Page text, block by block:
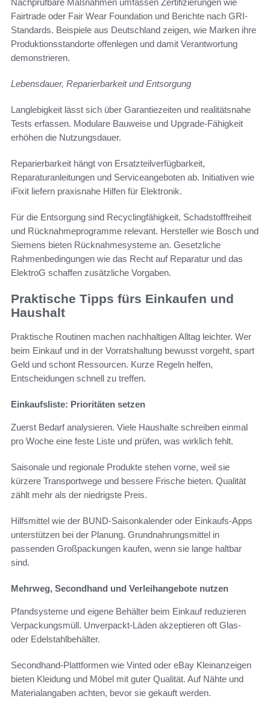
Fairtrade oder Fair Wear Foundation und Berichte nach GRI-
Standards. Beispiele aus Deutschland zeigen, wie Marken ihre
Produktionsstandorte offenlegen und damit Verantwortung
demonstrieren.
Lebensdauer, Reparierbarkeit und Entsorgung
Langlebigkeit lässt sich über Garantiezeiten und realitätsnahe
Tests erfassen. Modulare Bauweise und Upgrade-Fähigkeit
erhöhen die Nutzungsdauer.
Reparierbarkeit hängt von Ersatzteilverfügbarkeit,
Reparaturanleitungen und Serviceangeboten ab. Initiativen wie
iFixit liefern praxisnahe Hilfen für Elektronik.
Für die Entsorgung sind Recyclingfähigkeit, Schadstofffreiheit
und Rücknahmeprogramme relevant. Hersteller wie Bosch und
Siemens bieten Rücknahmesysteme an. Gesetzliche
Rahmenbedingungen wie das Recht auf Reparatur und das
ElektroG schaffen zusätzliche Vorgaben.
Praktische Tipps fürs Einkaufen und
Haushalt
Praktische Routinen machen nachhaltigen Alltag leichter. Wer
beim Einkauf und in der Vorratshaltung bewusst vorgeht, spart
Geld und schont Ressourcen. Kurze Regeln helfen,
Entscheidungen schnell zu treffen.
Einkaufsliste: Prioritäten setzen
Zuerst Bedarf analysieren. Viele Haushalte schreiben einmal
pro Woche eine feste Liste und prüfen, was wirklich fehlt.
Saisonale und regionale Produkte stehen vorne, weil sie
kürzere Transportwege und bessere Frische bieten. Qualität
zählt mehr als der niedrigste Preis.
Hilfsmittel wie der BUND-Saisonkalender oder Einkaufs-Apps
unterstützen bei der Planung. Grundnahrungsmittel in
passenden Großpackungen kaufen, wenn sie lange haltbar
sind.
Mehrweg, Secondhand und Verleihangebote nutzen
Pfandsysteme und eigene Behälter beim Einkauf reduzieren
Verpackungsmüll. Unverpackt-Läden akzeptieren oft Glas-
oder Edelstahlbehälter.
Secondhand-Plattformen wie Vinted oder eBay Kleinanzeigen
bieten Kleidung und Möbel mit guter Qualität. Auf Nähte und
Materialangaben achten, bevor sie gekauft werden.